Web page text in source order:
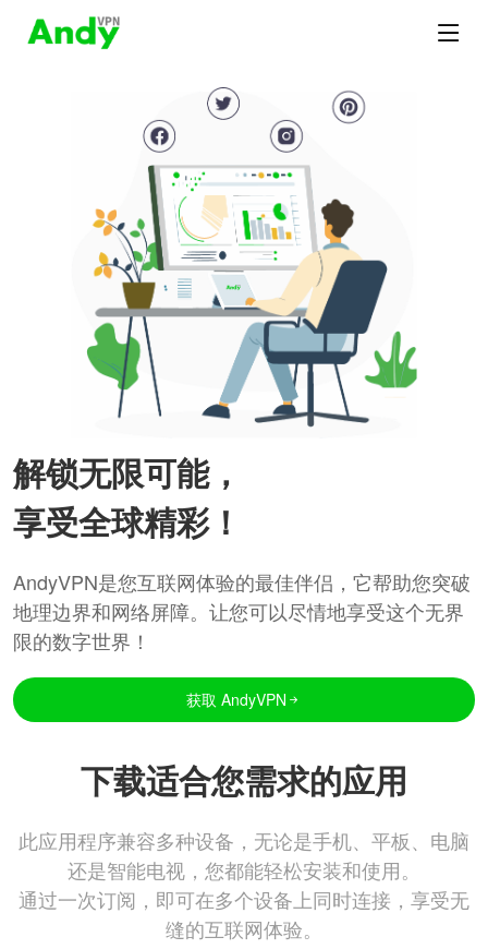
解锁无限可能，
享受全球精彩！
AndyVPN是您互联网体验的最佳伴侣，它帮助您突破
地理边界和网络屏障。让您可以尽情地享受这个无界
限的数字世界！
获取 AndyVPN
下载适合您需求的应用
此应用程序兼容多种设备，无论是手机、平板、电脑
还是智能电视，您都能轻松安装和使用。
通过一次订阅，即可在多个设备上同时连接，享受无
缝的互联网体验。